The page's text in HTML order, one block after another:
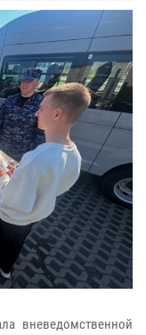
вневедомственной